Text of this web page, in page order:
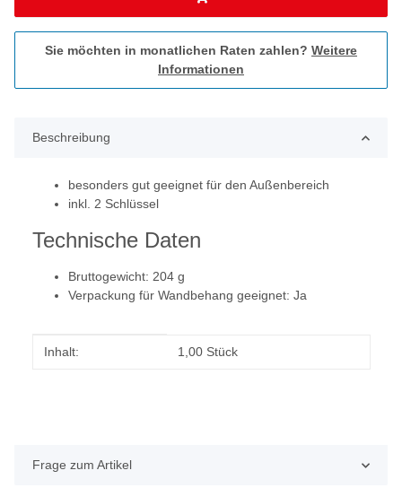
Sie möchten in monatlichen Raten zahlen? Weitere
Informationen
Beschreibung
besonders gut geeignet für den Außenbereich
inkl. 2 Schlüssel
Technische Daten
Bruttogewicht: 204 g
Verpackung für Wandbehang geeignet: Ja
Produkteigenschaft
Wert
Inhalt: 1,00 Stück
Frage zum Artikel